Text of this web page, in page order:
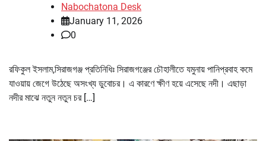
Nabochatona Desk
January 11, 2026
0
রফিকুল ইসলাম,সিরাজগঞ্জ প্রতিনিধিঃ সিরাজগঞ্জের চৌহালীতে যমুনায় পানিপ্রবাহ কমে
যাওয়ায় জেগে উঠেছে অসংখ্য ডুবোচর। এ কারণে ক্ষীণ হয়ে এসেছে নদী। এছাড়া
নদীর মাঝে নতুন নতুন চর […]